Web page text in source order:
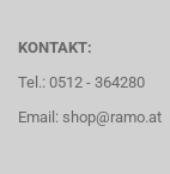
KONTAKT:
Tel.: 0512 - 364280
Email: shop@ramo.at